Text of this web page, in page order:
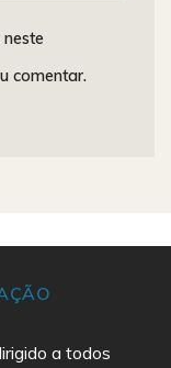
comentar.
a todos